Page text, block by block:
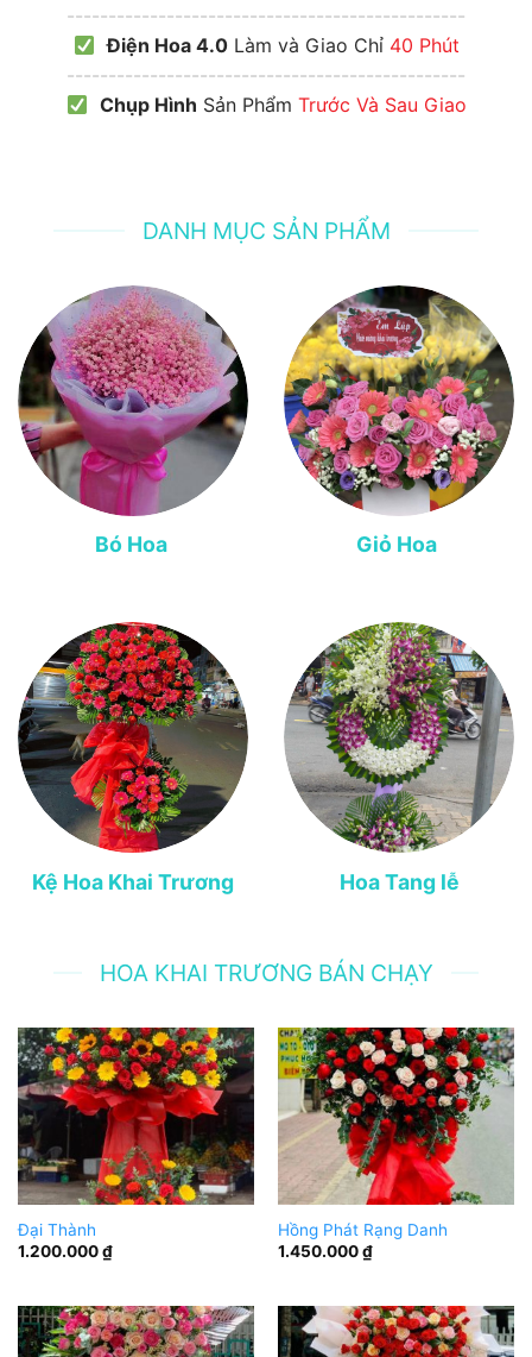
------------------------------------------------
Điện Hoa 4.0Làm và Giao Chỉ 40 Phút
------------------------------------------------
Chụp Hình Sản Phẩm Trước Và Sau Giao
DANH MỤC SẢN PHẨM
Bó Hoa Giỏ Hoa
Kệ Hoa Khai Trương Hoa Tang lễ
HOA KHAI TRƯƠNG BÁN CHẠY
Đại Thành
1.200.000₫
Hồng Phát Rạng Danh
1.450.000₫